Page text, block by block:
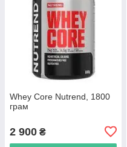
Whey Core Nutrend, 1800
грам
2 900 ₴